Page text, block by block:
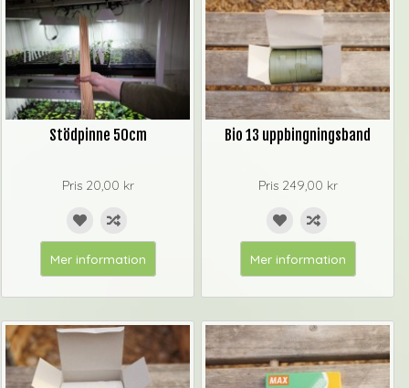
Stödpinne 50cm
Pris 20,00 kr
Mer information
Bio 13 uppbingningsband
Pris 249,00 kr
Mer information